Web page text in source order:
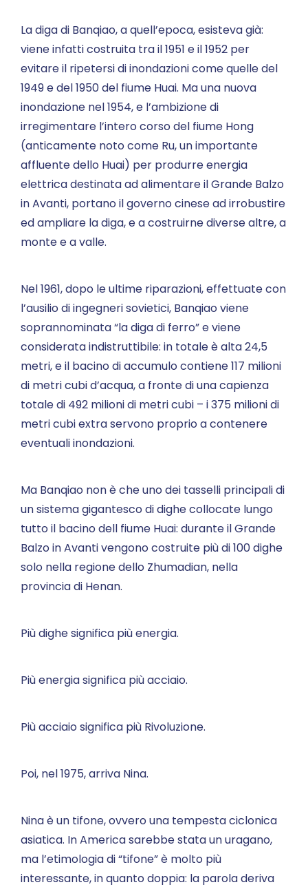
La diga di Banqiao, a quell’epoca, esisteva già:
viene infatti costruita tra il 1951 e il 1952 per
evitare il ripetersi di inondazioni come quelle del
1949 e del 1950 del fiume Huai. Ma una nuova
inondazione nel 1954, e l’ambizione di
irregimentare l’intero corso del fiume Hong
(anticamente noto come Ru, un importante
affluente dello Huai) per produrre energia
elettrica destinata ad alimentare il Grande Balzo
in Avanti, portano il governo cinese ad irrobustire
ed ampliare la diga, e a costruirne diverse altre, a
monte e a valle.
Nel 1961, dopo le ultime riparazioni, effettuate con
l’ausilio di ingegneri sovietici, Banqiao viene
soprannominata “la diga di ferro” e viene
considerata indistruttibile: in totale è alta 24,5
metri, e il bacino di accumulo contiene 117 milioni
di metri cubi d’acqua, a fronte di una capienza
totale di 492 milioni di metri cubi – i 375 milioni di
metri cubi extra servono proprio a contenere
eventuali inondazioni.
Ma Banqiao non è che uno dei tasselli principali di
un sistema gigantesco di dighe collocate lungo
tutto il bacino dell fiume Huai: durante il Grande
Balzo in Avanti vengono costruite più di 100 dighe
solo nella regione dello Zhumadian, nella
provincia di Henan.
Più dighe significa più energia.
Più energia significa più acciaio.
Più acciaio significa più Rivoluzione.
Poi, nel 1975, arriva Nina.
Nina è un tifone, ovvero una tempesta ciclonica
asiatica. In America sarebbe stata un uragano,
ma l’etimologia di “tifone” è molto più
interessante, in quanto doppia: la parola deriva